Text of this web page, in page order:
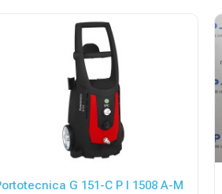
G 151-C P I 1508 A-M